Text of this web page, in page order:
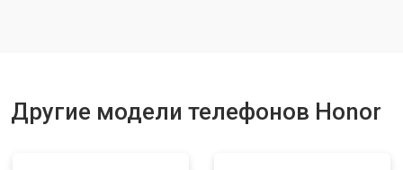
Другие модели телефонов Honor